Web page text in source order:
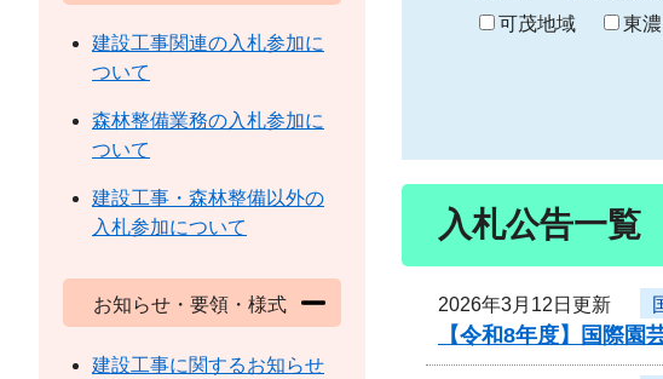
り可茂地域
東
入札公告一覧
2026年3月12日更新
【令和8年度】国際
建設工事関連の入札参加に
ついて
森林整備業務の入札参加に
ついて
建設工事・森林整備以外の
入札参加について
お知らせ・要領・様式
建設工事に関するお知らせ